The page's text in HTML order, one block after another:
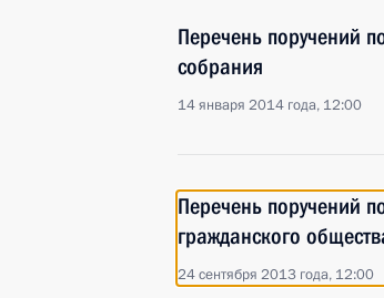
Перечень поручений
собрания
14 января 2014 года, 12:00
Перечень поручений
гражданского
24 сентября 2013 года, 12:00